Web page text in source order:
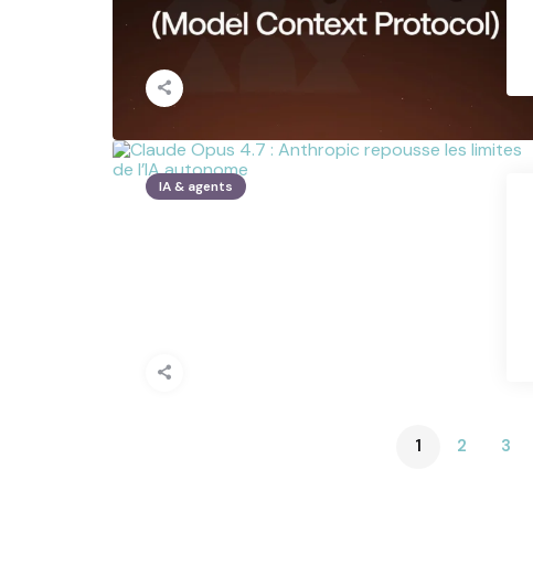
IA & agents
1 2 3